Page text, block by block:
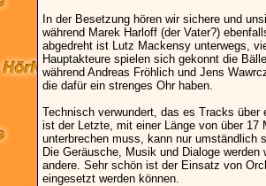
In der Besetzung hören wir sichere und
während Marek Harloff (der Vater?)
abgedreht ist Lutz Mackensy unterwegs,
Hauptakteure spielen sich gekonnt die
während Andreas Fröhlich und Jens
die dafür ein strenges Ohr haben.
Technisch verwundert, das es Tracks
ist der Letzte, mit einer Länge von über 17
unterbrechen muss, kann nur umständlich
Die Geräusche, Musik und Dialoge
andere. Sehr schön ist der Einsatz von
eingesetzt werden können.